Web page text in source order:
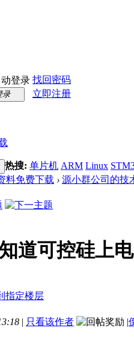
动登录 找回密码
录
立即注册
热搜: 单片机 ARM Linux
料免费下载 › 源小群公司的技
道可控硅上
| 只看该作者 |